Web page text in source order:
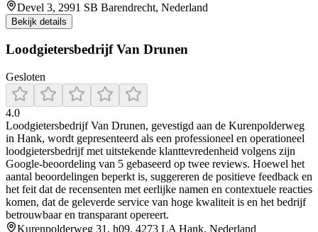
Devel 3, 2991 SB Barendrecht, Nederland
Bekijk details
Loodgietersbedrijf Van Drunen
Gesloten
4.0
Loodgietersbedrijf Van Drunen, gevestigd aan de Kurenpolderweg
in Hank, wordt gepresenteerd als een professioneel en operationeel
loodgietersbedrijf met uitstekende klanttevredenheid volgens zijn
Google-beoordeling van 5 gebaseerd op twee reviews. Hoewel het
aantal beoordelingen beperkt is, suggereren de positieve feedback en
het feit dat de recensenten met eerlijke namen en contextuele reacties
komen, dat de geleverde service van hoge kwaliteit is en het bedrijf
betrouwbaar en transparant opereert.
Kurenpolderweg 31, h09, 4273 LA Hank, Nederland